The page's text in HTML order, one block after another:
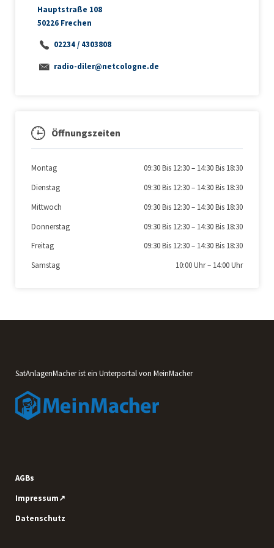
Hauptstraße 108
50226 Frechen
02234 / 4303808
radio-diler@netcologne.de
Öffnungszeiten
Montag 09:30 Bis 12:30– 14:30 Bis 18:30
Dienstag
09:30 Bis 12:30– 14:30 Bis 18:30
Mittwoch
09:30 Bis 12:30– 14:30 Bis 18:30
Donnerstag
09:30 Bis 12:30– 14:30 Bis 18:30
Freitag
09:30 Bis 12:30– 14:30 Bis 18:30
Samstag
10:00 Uhr– 14:00 Uhr
SatAnlagenMacher ist ein Unterportal von MeinMacher
AGBs
Impressum↗
Datenschutz